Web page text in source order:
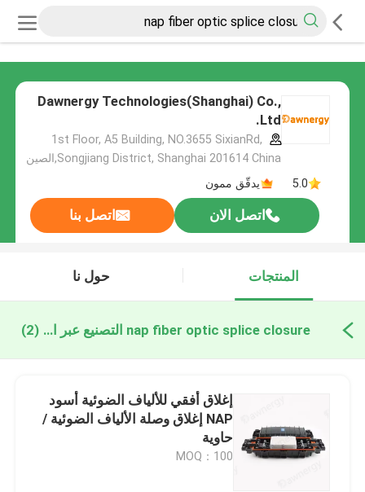
Dawnergy Technologies(Shanghai) Co.,
Ltd.
1st Floor, A5 Building, NO.3655 SixianRd,
Songjiang District, Shanghai 201614 China,الصين
5.0
يدقّق ممون
اتصل الان اتصل بنا
المنتجات حول نا
nap fiber optic splice closure التصنيع عبر الإنترنت (2)
إغلاق أفقي للألياف الضوئية أسود
NAP إغلاق وصلة الألياف الضوئية /
حاوية
MOQ：100